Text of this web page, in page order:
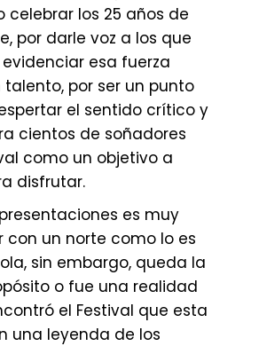
celebrar los 25 años de
por darle voz a los que
esa fuerza
por ser un punto
el sentido crítico y
cientos de soñadores
como un objetivo a
disfrutar.
es muy
un norte como lo es
sin embargo, queda la
o fue una realidad
el Festival que esta
una leyenda de los